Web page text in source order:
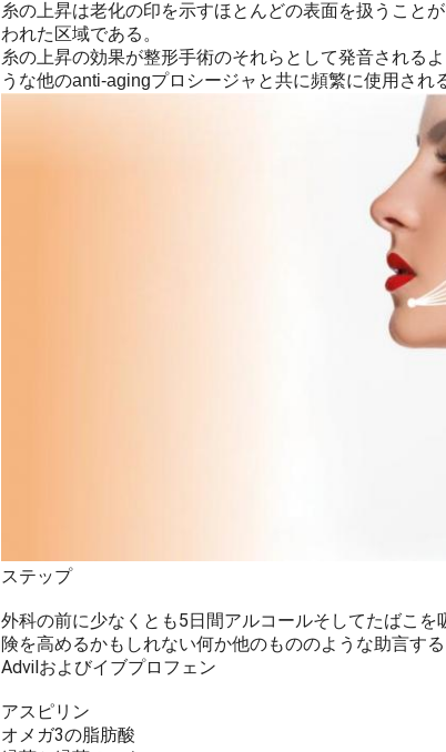
糸の上昇は老化の印を示すほとんどの表面を扱うこと
われた区域である。
糸の上昇の効果が整形手術のそれらとして発音される
うな他のanti-agingプロシージャと共に頻繁に使用され
ステップ
外科の前に少なくとも5日間アルコールそしてたばこ
険を高めるかもしれない何か他のもののような助言す
Advilおよびイブプロフェン
アスピリン
オメガ3の脂肪酸